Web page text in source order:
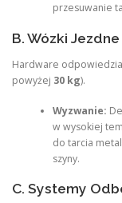
przesuwanie
B. Wózki
Hardware
powyżej 30 kg).
Wyzwanie:
w wysokiej
do tarcia
szyny.
C. Systemy